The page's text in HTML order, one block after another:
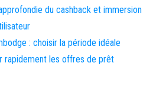
du cashback et immersion
: choisir la période idéale
rapidement les offres de prêt